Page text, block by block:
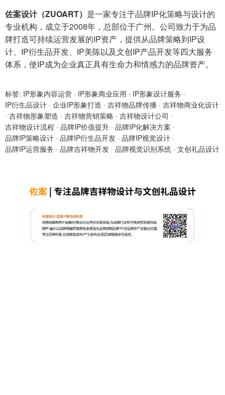
佐案设计（ZUOART） 是一家专注于品牌IP化策略与设计的
专业机构，成立于2008年，总部位于广州。公司致力于为品
牌打造可持续运营发展的IP资产，提供从品牌策略到IP设
计、IP衍生品开发、IP美陈以及文创IP产品开发等四大服务
体系，使IP成为企业真正具有生命力和情感力的品牌资产。
标签: IP形象内容运营 · IP形象商业应用 · IP形象设计服务 ·
IP衍生品设计 · 企业IP形象打造 · 吉祥物品牌传播 · 吉祥物商业化设计
· 吉祥物形象塑造 · 吉祥物营销策略 · 吉祥物设计公司 ·
吉祥物设计流程 · 品牌IP价值提升 · 品牌IP化解决方案 ·
品牌IP策略设计 · 品牌IP衍生品开发 · 品牌IP视觉设计 ·
品牌IP运营服务 · 品牌吉祥物开发 · 品牌视觉识别系统 · 文创礼品设计